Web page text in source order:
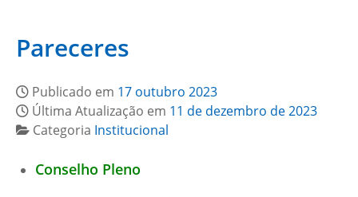
Pareceres
Publicado em 17 outubro 2023
Última Atualização em 11 de dezembro de 2023
Categoria Institucional
Conselho Pleno